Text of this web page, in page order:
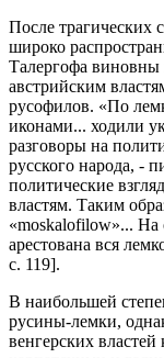
После трагических
широко
Талергофа
австрийским
русофилов. «По
иконами... ходили
разговоры на
русского народа, -
политические
властям. Таким
«moskalofilow»... На
арестована вся
с. 119].
В наибольшей
русины-лемки,
венгерских